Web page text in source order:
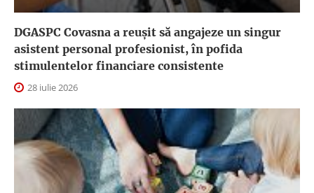
DGASPC Covasna a reuşit să angajeze un singur
asistent personal profesionist, în pofida
stimulentelor financiare consistente
28 iulie 2026